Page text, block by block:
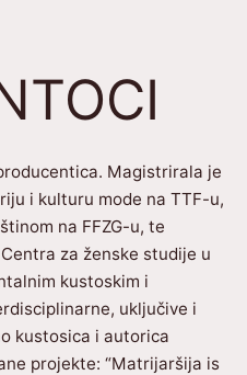
Magistrirala je
i kulturu mode na TTF-u,
na FFZG-u, te
za ženske studije u
kustoskim i
uključive i
kustosica i autorica
projekte: “Matrijaršija is